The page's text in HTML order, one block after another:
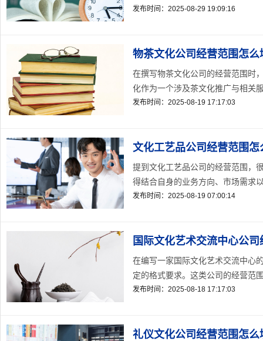
发布时间：2025-08-29 19:09:16
物茶文化公司经营范围怎
在撰写物茶文化公司的经营范围时
化作为一个涉及茶文化推广与相关
发布时间：2025-08-19 17:17:03
文化工艺品公司经营范围
提到文化工艺品公司的经营范围，
得结合自身的业务方向、市场需求
发布时间：2025-08-19 07:00:14
国际文化艺术交流中心公
在编写一家国际文化艺术交流中心
定的格式要求。这类公司的经营范
发布时间：2025-08-18 17:17:03
礼仪文化公司经营范围怎